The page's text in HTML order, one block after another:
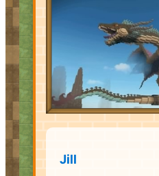
Jill